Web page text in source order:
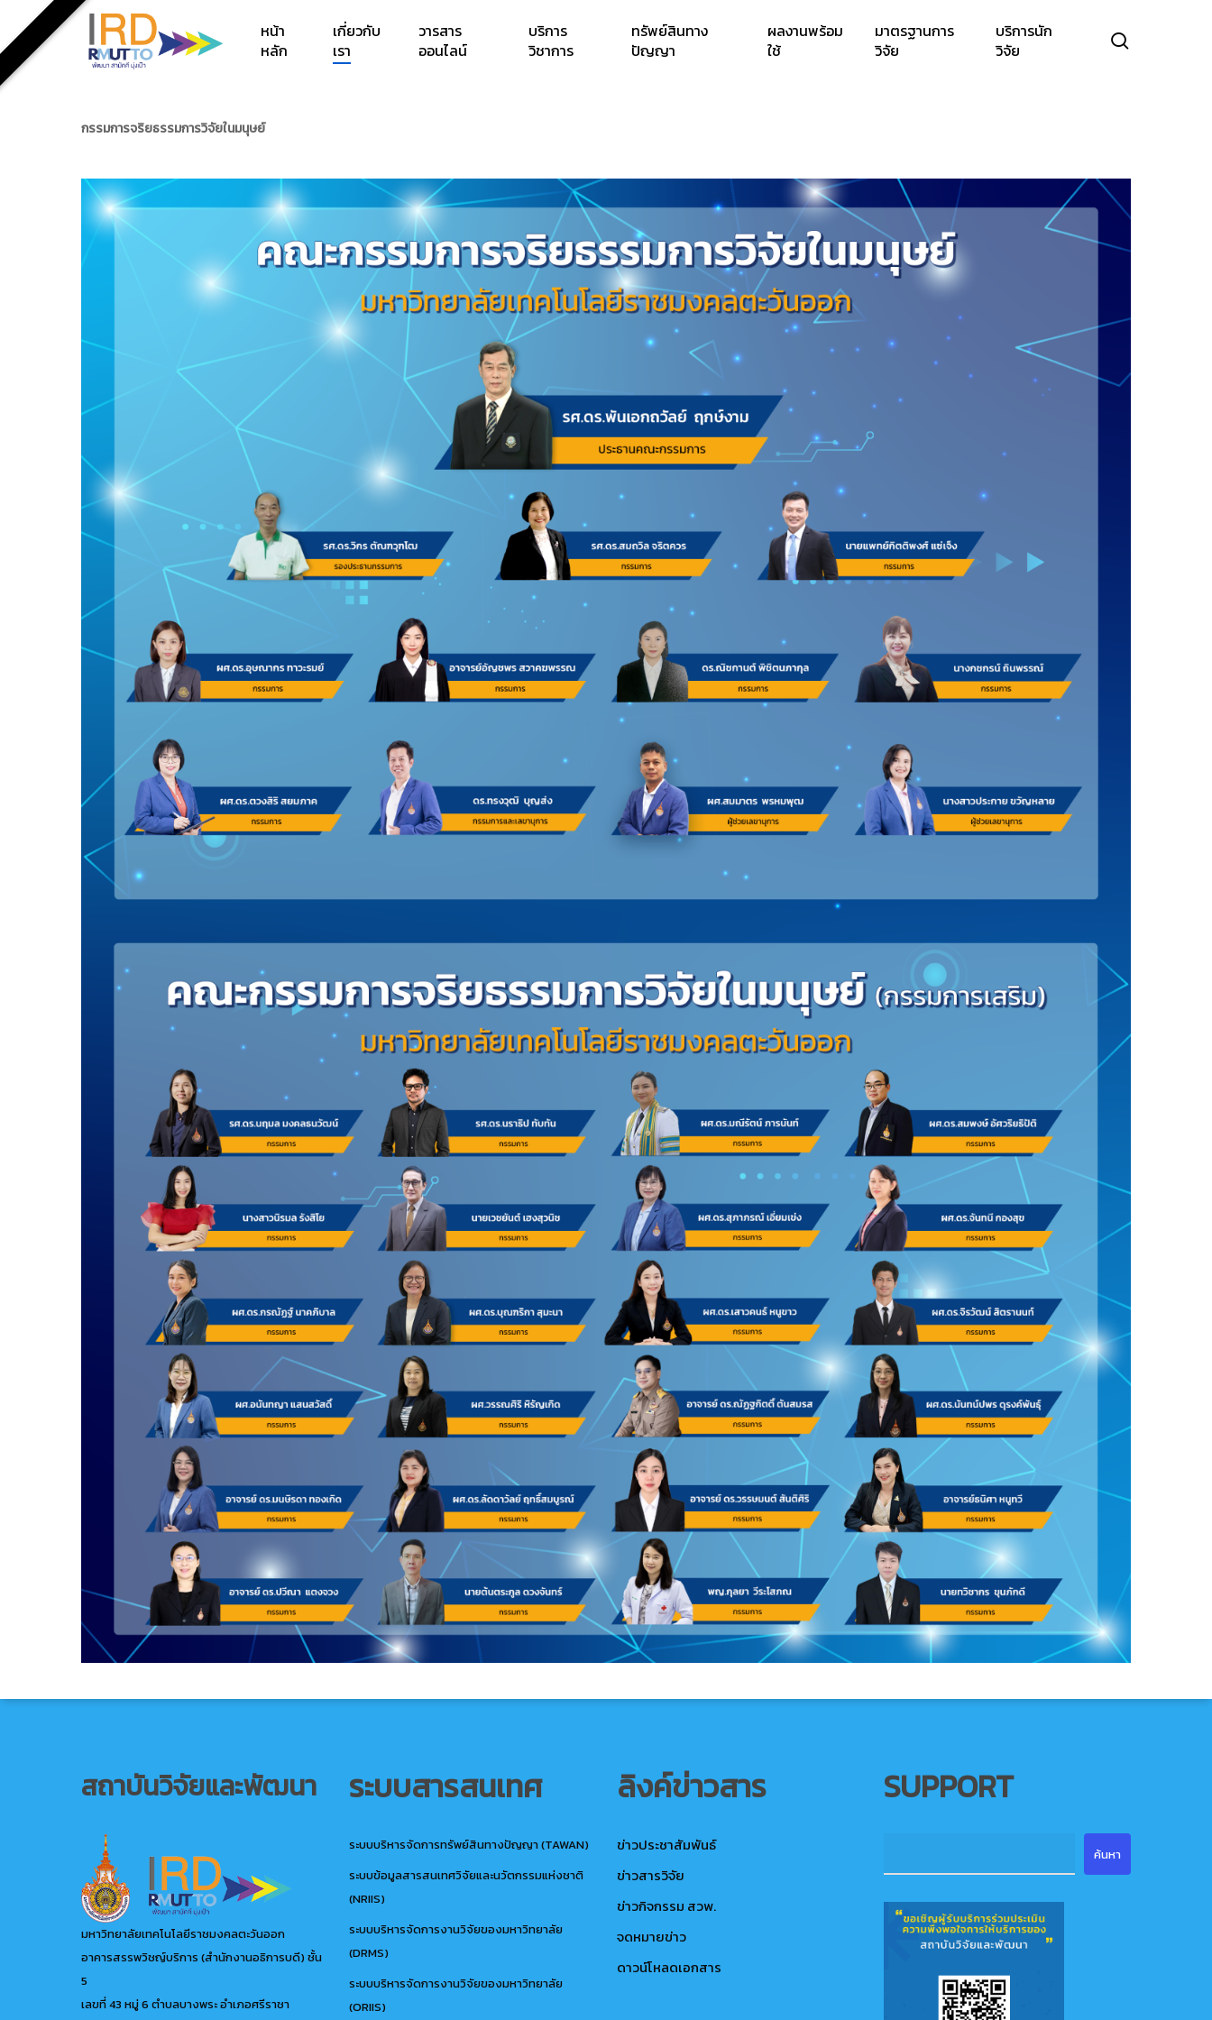
main
content
Hit enter to search or ESC to close
หน้า
หลัก
เกี่ยวกับ
เรา
วารสาร
ออนไลน์
บริการ
วิชาการ
ทรัพย์สินทาง
ปัญญา
ผลงานพร้อม
ใช้
มาตรฐานการ
วิจัย
บริการนัก
วิจัย
กรรมการจริยธรรมการวิจัยในมนุษย์
สถาบันวิจัยและพัฒนา
มหาวิทยาลัยเทคโนโลยีราชมงคลตะวันออก
อาคารสรรพวิชญ์บริการ (สำนักงานอธิการบดี) ชั้น
5
เลขที่ 43 หมู่ 6 ตำบลบางพระ อำเภอศรีราชา
ระบบสารสนเทศ
ระบบบริหารจัดการทรัพย์สินทางปัญญา (TAWAN)
ระบบข้อมูลสารสนเทศวิจัยและนวัตกรรมแห่งชาติ
(NRIIS)
ระบบบริหารจัดการงานวิจัยของมหาวิทยาลัย
(DRMS)
ระบบบริหารจัดการงานวิจัยของมหาวิทยาลัย
(ORIIS)
ลิงค์ข่าวสาร
ข่าวประชาสัมพันธ์
ข่าวสารวิจัย
ข่าวกิจกรรม สวพ.
จดหมายข่าว
ดาวน์โหลดเอกสาร
SUPPORT
ค้นหา